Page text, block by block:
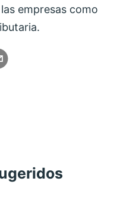
empresas como